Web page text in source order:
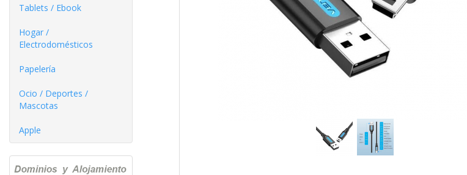
Tablets / Ebook
Hogar /
Electrodomésticos
Papelería
Ocio / Deportes /
Mascotas
Apple